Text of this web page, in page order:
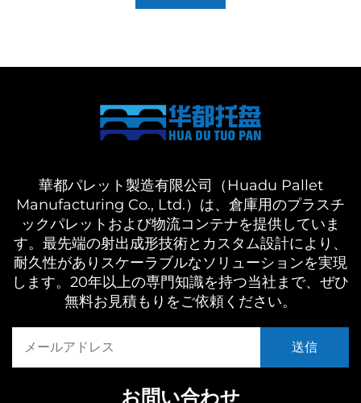
華都パレット製造有限公司（Huadu Pallet
Manufacturing Co., Ltd.）は、倉庫用のプラスチ
ックパレットおよび物流コンテナを提供していま
す。最先端の射出成形技術とカスタム設計により、
耐久性がありスケーラブルなソリューションを実現
します。20年以上の専門知識を持つ当社まで、ぜひ
無料お見積もりをご依頼ください。
お問い合わせ